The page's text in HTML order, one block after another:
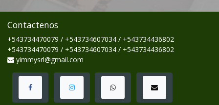
Contactenos
+543734470079 / +543734607034 / +543734436802
+543734470079 / +543734607034 / +543734436802
yimmysrl@gmail.com